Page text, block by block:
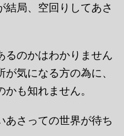
結局、空回りしてあさ
るのかはわかりません
気になる方の為に、
も知れません。
あさっての世界が待ち